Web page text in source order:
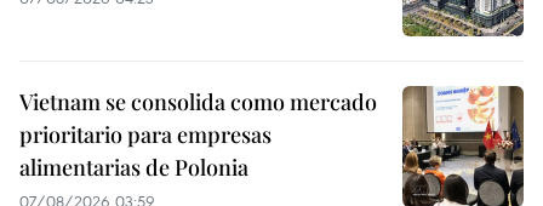
Vietnam se consolida como mercado
prioritario para empresas
alimentarias de Polonia
07/08/2026 03:59